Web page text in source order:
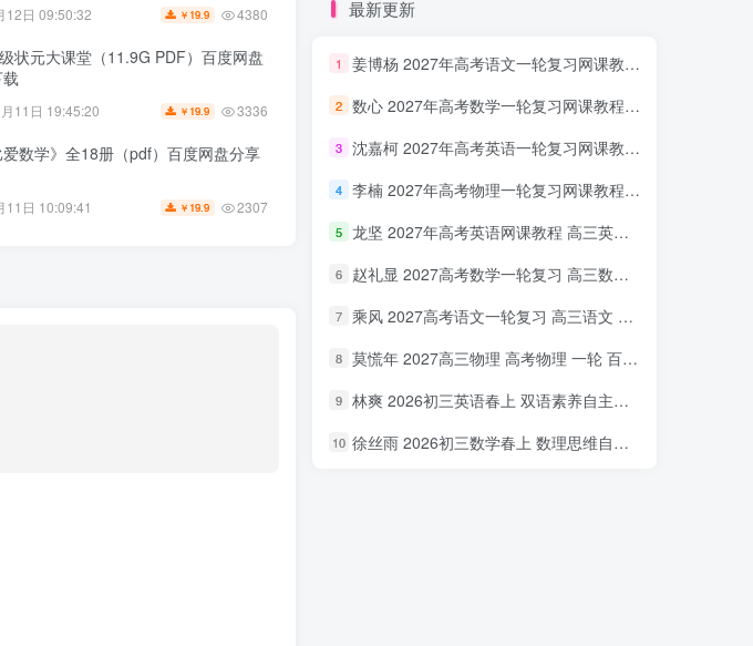
12日 09:50:32 ￥ 19.9 4380
状元大课堂（11.9G PDF）百度网盘
11日 19:45:20 ￥ 19.9 3336
爱数学》全18册（pdf）百度网盘分享
11日 10:09:41 ￥ 19.9 2307
最新更新
1 姜博杨 2027年高考语文一轮复习网课教程 高三语文 上学期暑假班视频教程 百度网盘下载
2 数心 2027年高考数学一轮复习网课教程 高三数学 上学期暑假班视频教程 百度网盘下载
3 沈嘉柯 2027年高考英语一轮复习网课教程 高三英语 上学期暑假班视频教程 百度网盘下载
4 李楠 2027年高考物理一轮复习网课教程 高三物理 上学期暑假班视频教程 百度网盘下载
5 龙坚 2027年高考英语网课教程 高三英语 一轮复习视频教程 百度网盘下载
6 赵礼显 2027高考数学一轮复习 高三数学 网课视频教程暑假班 百度网盘下载
7 乘风 2027高考语文一轮复习 高三语文 网课视频教程暑秋班 百度网盘下载
8 莫慌年 2027高三物理 高考物理 一轮 百度网盘下载
9 林爽 2026初三英语春上 双语素养自主学习·TY·A+（一期）百度网盘下载
10 徐丝雨 2026初三数学春上 数理思维自主学习·TY·A+（二期）百度网盘下载